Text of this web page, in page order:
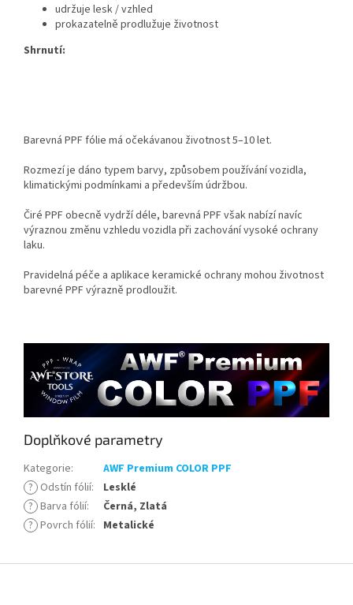
udržuje lesk / vzhled
prokazatelně prodlužuje životnost
Shrnutí:
Barevná PPF fólie má očekávanou životnost 5–10 let.
Rozmezí je dáno typem barvy, způsobem používání vozidla,
klimatickými podmínkami a především údržbou.
Čiré PPF obecně vydrží déle, barevná PPF však nabízí navíc
výraznou změnu vzhledu vozidla při zachování vysoké ochrany
laku.
Pravidelná péče a aplikace keramické ochrany mohou životnost
barevné PPF výrazně prodloužit.
Doplňkové parametry
Kategorie:
AWF Premium COLOR PPF
? Odstín fólií:
Lesklé
? Barva fólií:
Černá, Zlatá
? Povrch fólií: Metalické